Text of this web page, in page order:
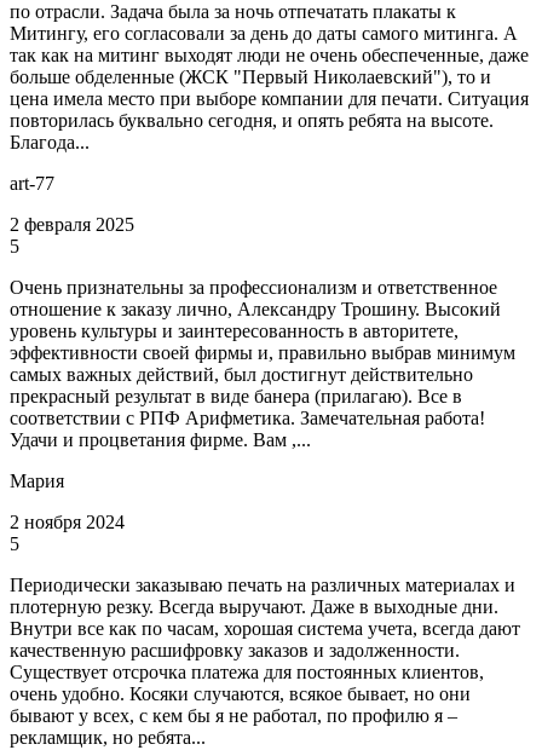
по отрасли. Задача была за ночь отпечатать плакаты к
Митингу, его согласовали за день до даты самого митинга. А
так как на митинг выходят люди не очень обеспеченные, даже
больше обделенные (ЖСК "Первый Николаевский"), то и
цена имела место при выборе компании для печати. Ситуация
повторилась буквально сегодня, и опять ребята на высоте.
Благода...
art-77
2 февраля 2025
5
Очень признательны за профессионализм и ответственное
отношение к заказу лично, Александру Трошину. Высокий
уровень культуры и заинтересованность в авторитете,
эффективности своей фирмы и, правильно выбрав минимум
самых важных действий, был достигнут действительно
прекрасный результат в виде банера (прилагаю). Все в
соответствии с РПФ Арифметика. Замечательная работа!
Удачи и процветания фирме. Вам ,...
Мария
2 ноября 2024
5
Периодически заказываю печать на различных материалах и
плотерную резку. Всегда выручают. Даже в выходные дни.
Внутри все как по часам, хорошая система учета, всегда дают
качественную расшифровку заказов и задолженности.
Существует отсрочка платежа для постоянных клиентов,
очень удобно. Косяки случаются, всякое бывает, но они
бывают у всех, с кем бы я не работал, по профилю я –
рекламщик, но ребята...